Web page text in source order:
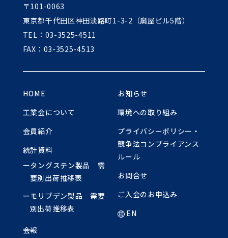
〒101-0063
東京都千代田区神田淡路町1-3-2（廣屋ビル5階）
TEL：03-3525-4511
FAX：03-3525-4513
HOME
工業会について
会員紹介
統計資料
ータングステン製品 需
要別出荷推移表
ーモリブデン製品 需要
別出荷推移表
会報
お知らせ
環境への取り組み
プライバシーポリシー・
競争法コンプライアンス
ルール
お問合せ
ご入会のお申込み
EN